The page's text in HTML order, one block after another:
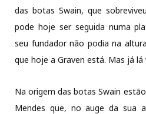
das botas Swain, que
pode hoje ser seguida numa
seu fundador não podia na
que hoje a Graven está. Mas já lá
Na origem das botas Swain
Mendes que, no auge da sua